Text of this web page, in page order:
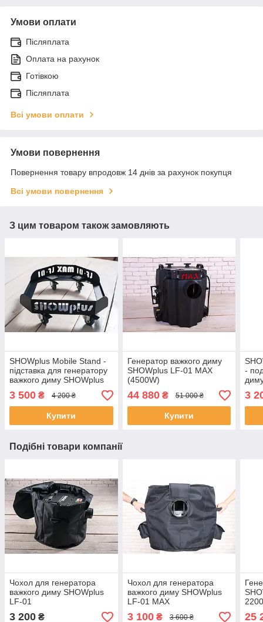
Умови оплати
Післяплата
Оплата на рахунок
Готівкою
Післяплата
Всі умови оплати
Умови повернення
Повернення товару впродовж 14 днів за рахунок покупця
Всі умови повернення
З цим товаром також замовляють
SHOWplus Mobile Stand -
підставка для генератору
важкого диму SHOWplus
LF-01 MAX
3 500 ₴ 4 200 ₴
Купити
Генератор важкого диму
SHOWplus LF-01 MAX
(4500W)
44 880₴ 51 000 ₴
Купити
-
3
Подібні товари компанії
Чохол для генератора
важкого диму SHOWplus
LF-01
3 200 ₴
Чохол для генератора
важкого диму SHOWplus
LF-01 MAX
3 100₴ 3 600 ₴ 25